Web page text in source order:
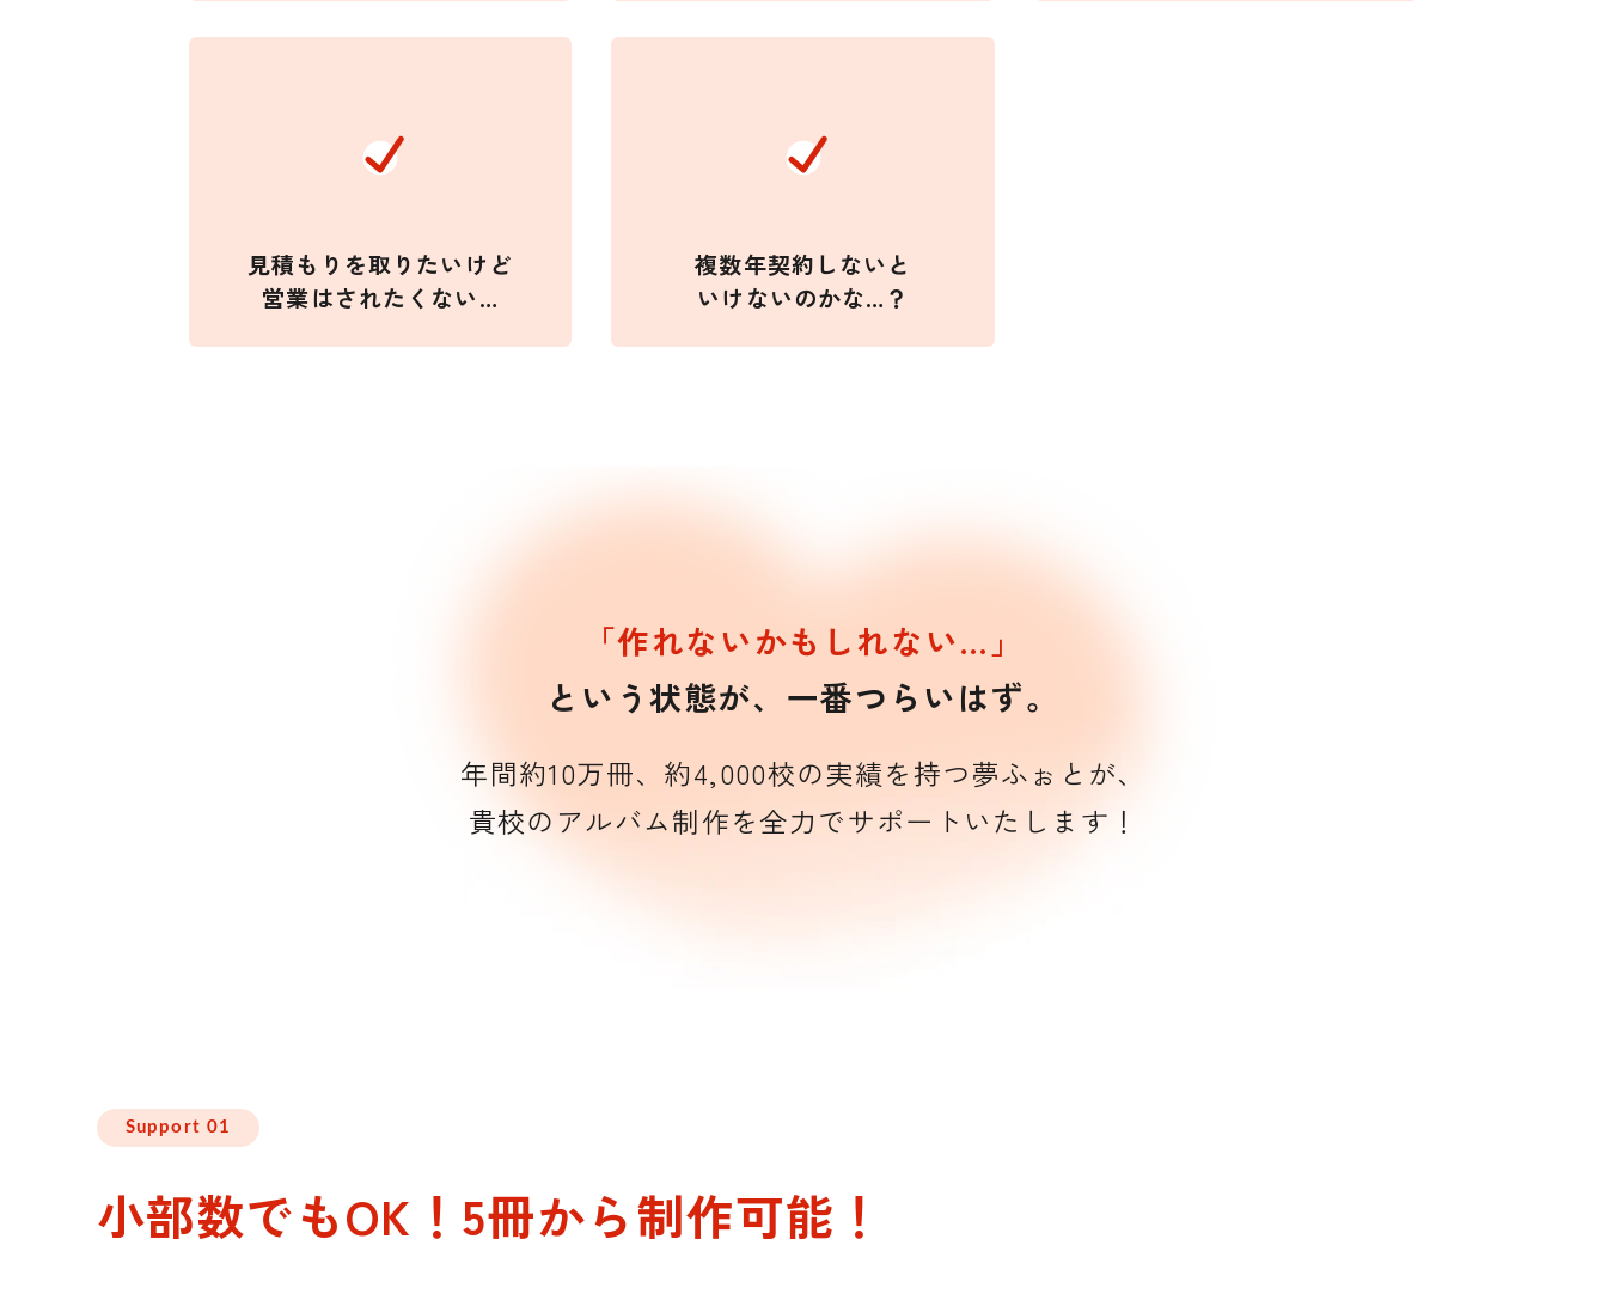
見積もりを取りたいけど
営業はされたくない…
複数年契約しないと
いけないのかな…？
「作れないかもしれない…」
という状態が、一番つらいはず。
年間約10万冊、 約4,000校の実績を持つ夢ふぉとが、
貴校のアルバム制作を全力でサポートいたします！
Support 01
小部数でもOK！ 5冊から制作可能！